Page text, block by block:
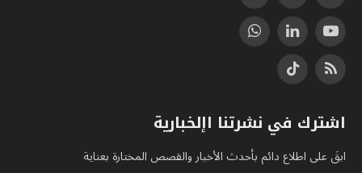
(Twitter)
يوتيوب لينكدإنواتساب
RSS
تيكتوك
اشترك في نشرتنا اإلخبارية
ابقَ على اطلاع دائم بأحدث الأخبار والقصص المختارة بعناية